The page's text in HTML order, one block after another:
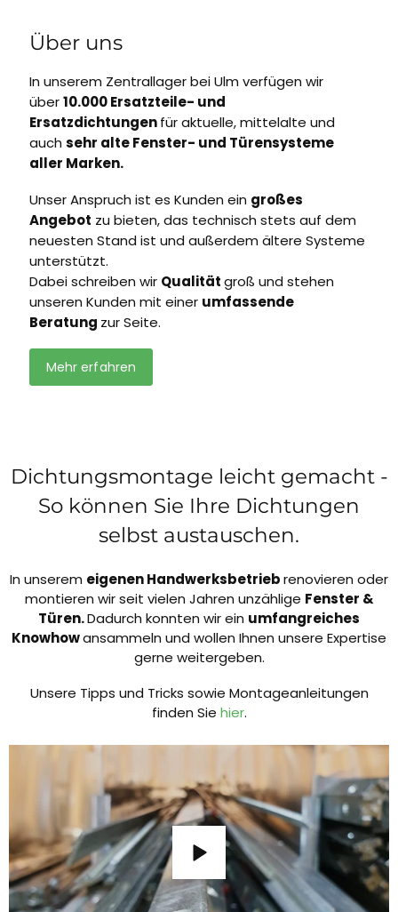
Über uns
In unserem Zentrallager bei Ulm verfügen wir
über10.000 Ersatzteile- und
Ersatzdichtungenfür aktuelle, mittelalte und
auch sehr alte Fenster- und Türensysteme
aller Marken.
Unser Anspruch ist es Kunden ein großes
Angebot zu bieten, das technisch stets auf dem
neuesten Stand ist und außerdem ältere Systeme
unterstützt.
Dabei schreiben wir Qualitätgroß und stehen
unseren Kunden mit einer umfassende
Beratung zur Seite.
Mehr erfahren
Dichtungsmontage leicht gemacht -
So können Sie Ihre Dichtungen
selbst austauschen.
In unserem eigenen Handwerksbetriebrenovieren oder
montieren wir seit vielen Jahren unzählige Fenster &
Türen.Dadurch konnten wir ein umfangreiches
Knowhowansammeln und wollen Ihnen unsere Expertise
gerne weitergeben.
Unsere Tipps und Tricks sowie Montageanleitungen
finden Sie hier.